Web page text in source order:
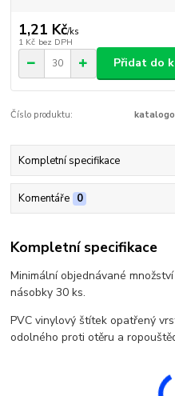
1,21 Kč/ks
1 Kč bez DPH
Přidat do
Číslo produktu:
Kompletní specifikace
Komentáře 0
Kompletní specifikace
Minimální objednávané
násobky 30 ks.
PVC vinylový štítek opatřený
odolného proti otěru a